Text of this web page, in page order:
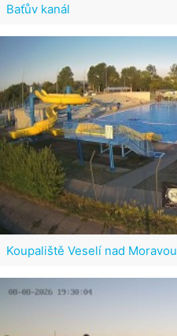
Baťův kanál
Koupaliště Veselí nad Moravou